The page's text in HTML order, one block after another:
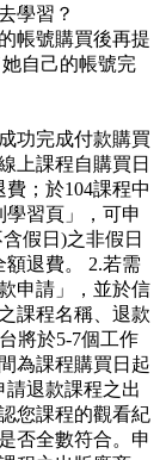
學習？
帳號購買後再提
自己的帳號完
功完成付款購買
上課程自購買日
；於104課程中
習頁」，可申
假日)之非假日
額退費。 2.若需
申請」，並於信
課程名稱、退款
將於5-7個工作
為課程購買日起
退款課程之出
您課程的觀看紀
否全數符合。申